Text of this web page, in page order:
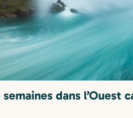
dans l’Ouest